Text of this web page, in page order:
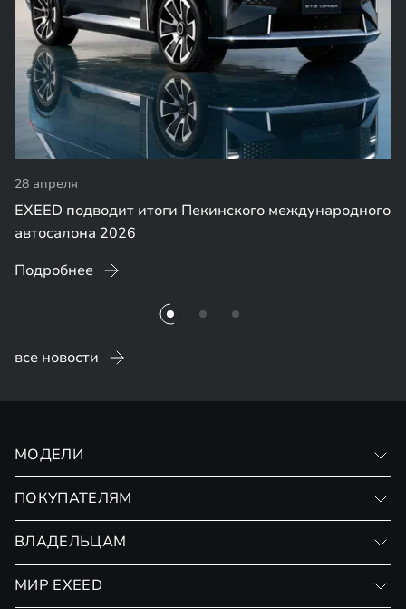
28 апреля
EXEED подводит итоги Пекинского международного
автосалона 2026
Подробнее
все новости
МОДЕЛИ
ПОКУПАТЕЛЯМ
Страхование
ВЛАДЕЛЬЦАМ
МИР EXEED